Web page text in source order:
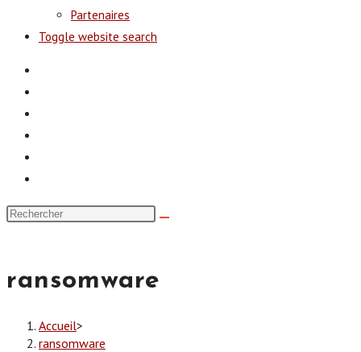
Partenaires
Toggle website search
ransomware
Accueil>
ransomware